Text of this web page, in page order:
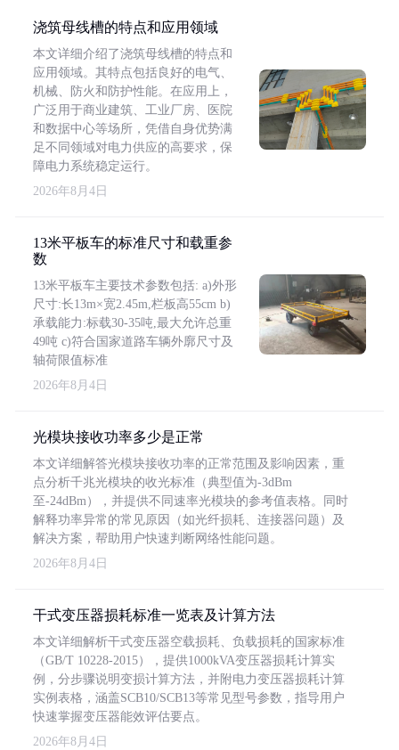
浇筑母线槽的特点和应用领域
本文详细介绍了浇筑母线槽的特点和
应用领域。其特点包括良好的电气、
机械、防火和防护性能。在应用上，
广泛用于商业建筑、工业厂房、医院
和数据中心等场所，凭借自身优势满
足不同领域对电力供应的高要求，保
障电力系统稳定运行。
2026年8月4日
13米平板车的标准尺寸和载重参
数
13米平板车主要技术参数包括: a)外形
尺寸:长13m×宽2.45m,栏板高55cm b)
承载能力:标载30-35吨,最大允许总重
49吨 c)符合国家道路车辆外廓尺寸及
轴荷限值标准
2026年8月4日
光模块接收功率多少是正常
本文详细解答光模块接收功率的正常范围及影响因素，重
点分析千兆光模块的收光标准（典型值为-3dBm
至-24dBm），并提供不同速率光模块的参考值表格。同时
解释功率异常的常见原因（如光纤损耗、连接器问题）及
解决方案，帮助用户快速判断网络性能问题。
2026年8月4日
干式变压器损耗标准一览表及计算方法
本文详细解析干式变压器空载损耗、负载损耗的国家标准
（GB/T 10228-2015），提供1000kVA变压器损耗计算实
例，分步骤说明变损计算方法，并附电力变压器损耗计算
实例表格，涵盖SCB10/SCB13等常见型号参数，指导用户
快速掌握变压器能效评估要点。
2026年8月4日